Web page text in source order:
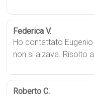
Federica V.
Ho contattato
non si alzava. Risolto
Roberto C.